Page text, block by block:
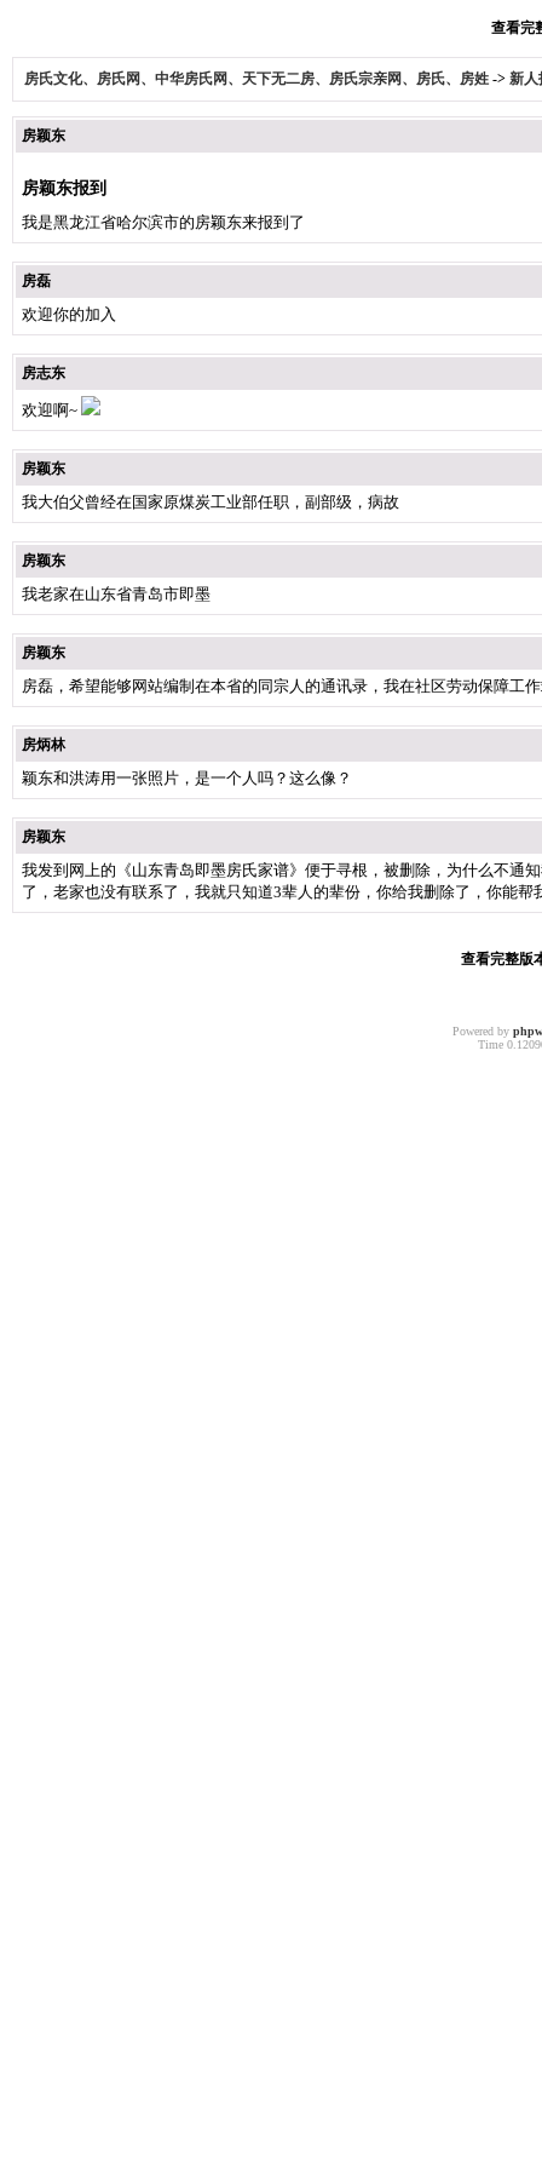
查看完
房氏文化、房氏网、中华房氏网、天下无二房、房氏宗亲网、房氏、房姓 -> 新人
房颖东
房颖东报到
我是黑龙江省哈尔滨市的房颖东来报到了
房磊
欢迎你的加入
房志东
欢迎啊~
房颖东
我大伯父曾经在国家原煤炭工业部任职，副部级，病故
房颖东
我老家在山东省青岛市即墨
房颖东
房磊，希望能够网站编制在本省的同宗人的通讯录，我在社区劳动保障工
房炳林
颖东和洪涛用一张照片，是一个人吗？这么像？
房颖东
我发到网上的《山东青岛即墨房氏家谱》便于寻根，被删除，为什么不通
了，老家也没有联系了，我就只知道3辈人的辈份，你给我删除了，你能帮
查看完整版
Powered by
Time